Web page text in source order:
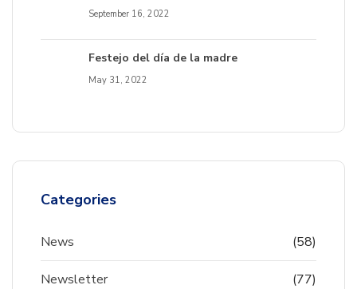
September 16, 2022
Festejo del día de la madre
May 31, 2022
Categories
News (58)
Newsletter (77)